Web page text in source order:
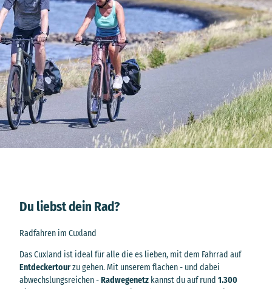
Du liebst dein Rad?
Radfahren im Cuxland
Das Cuxland ist ideal für alle die es lieben, mit dem Fahrrad auf
Entdeckertourzu gehen. Mit unserem flachen - und dabei
abwechslungsreichen -Radwegenetz kannst du auf rund 1.300